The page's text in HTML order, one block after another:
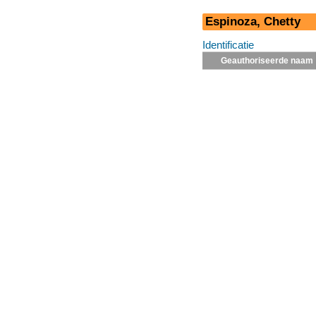
Espinoza, Chetty
Identificatie
Geauthoriseerde naam